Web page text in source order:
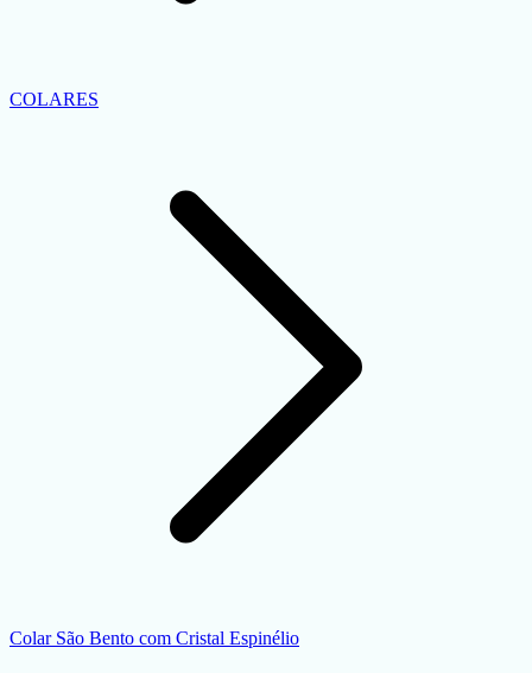
COLARES
Colar São Bento com Cristal Espinélio